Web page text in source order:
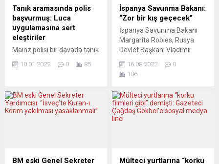
Ukrayna’ya silah verdiği
iddialarını kuşkuyla karşıladı.
Federal Almanya Maliye
Bakanı Christian Lindner,
Twitter hesabından yaptığı
açıklamada, 2 milyar...
yüzyılın ilk çeyreğinin
tamamlanmasına üç yıl kala,
emperyalist devletler eski
“Batı Bloku” ile yeni Rusya-
Çin...
Tanık aramasında polis
başvurmuş: Luca
uygulamasına sert
eleştiriler
Mainz polisi bir davada tanık
uygulamasından gelen
eleştirilerin odağına oturdu.
Birlik’90 / Yeşiller ve Hür
cep telefonu uygulamasının
10.01.2022 0 85
İspanya Savunma Bakanı:
“Zor bir kış geçecek”
İspanya Savunma Bakanı
Margarita Robles, Rusya
Devlet Başkanı Vladimir
topluma karşı yeni bir silah
olarak enerji kesintisini
geçeceğini” söyledi.
Savunma Bakanı Robles,
Burgos’ta Silahlı Kuvvetler’e
Ukrayna’ya saldırılarına ve
16.08.2022
0
106
BM eski Genel Sekreter
Mülteci yurtlarına “korku